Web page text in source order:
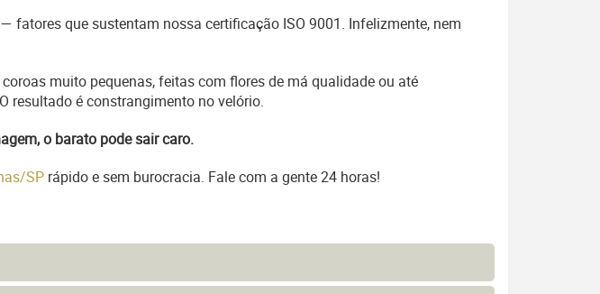
fatores que sustentam nossa certificação ISO 9001. Infelizmente, nem
coroas muito pequenas, feitas com flores de má qualidade ou até
resultado é constrangimento no velório.
o barato pode sair caro.
SP rápido e sem burocracia. Fale com a gente 24 horas!